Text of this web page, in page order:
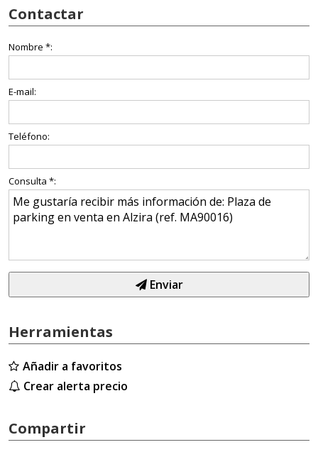
Contactar
Nombre *:
E-mail:
Teléfono:
Consulta *:
Enviar
Herramientas
Añadir a favoritos
Crear alerta precio
Compartir